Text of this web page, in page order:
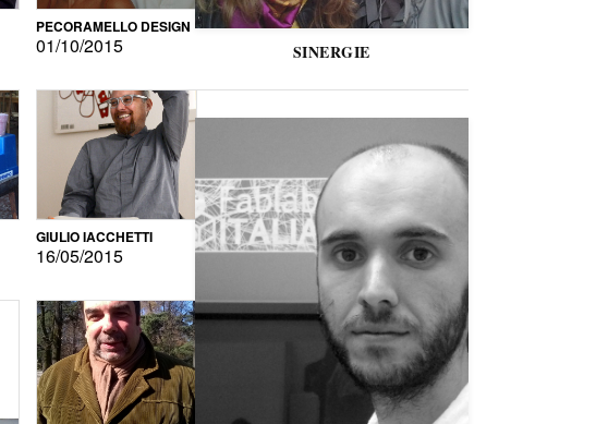
PECORAMELLO DESIGN
01/10/2015
GIULIO IACCHETTI
16/05/2015
SINERGIE